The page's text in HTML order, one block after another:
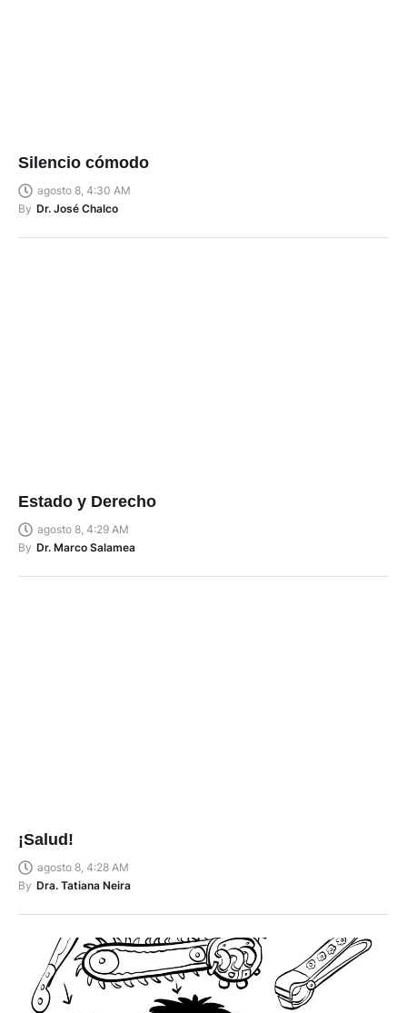
Silencio cómodo
agosto 8, 4:30 AM
By Dr. José Chalco
Estado y Derecho
agosto 8, 4:29 AM
By Dr. Marco Salamea
¡Salud!
agosto 8, 4:28 AM
By Dra. Tatiana Neira